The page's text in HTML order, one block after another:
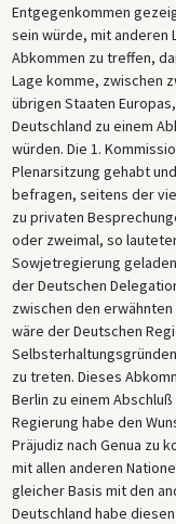
Nachdem er über sein
Reichskanzler Wirth auf
mit Georgi
Angelegenheiten,
während der gesamten
zusammenzuarbeiten,
sie gegenüber
Anschließend berichtete
dem britischen Minister
dem Rathenau es strikt
annullieren, aber
aus der Konferenz von
dessen bekräftigte
Deutschland daher an
anderen Ländern und
beteiligt werden sollte.
Reichskanzler Wirth an
Ebert in Berlin schien
Position zu
Wirth Ebert versicherte,
Verhandlungen über
dem übrigen Europa
Entgegenkommen
sein würde, mit anderen
Abkommen zu treffen,
Lage komme, zwischen
übrigen Staaten
Deutschland zu einem
würden. Die 1.
Plenarsitzung gehabt
befragen, seitens der
zu privaten
oder zweimal, so
Sowjetregierung
der Deutschen
zwischen den
wäre der Deutschen
zu treten. Dieses
Berlin zu einem
Regierung habe den
Präjudiz nach Genua zu
mit allen anderen
gleicher Basis mit den
Deutschland habe